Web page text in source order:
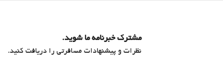
مشترک خبرنامه ما شوید.
نظرات و پیشنهادات مسافرتی را دریافت کنید.